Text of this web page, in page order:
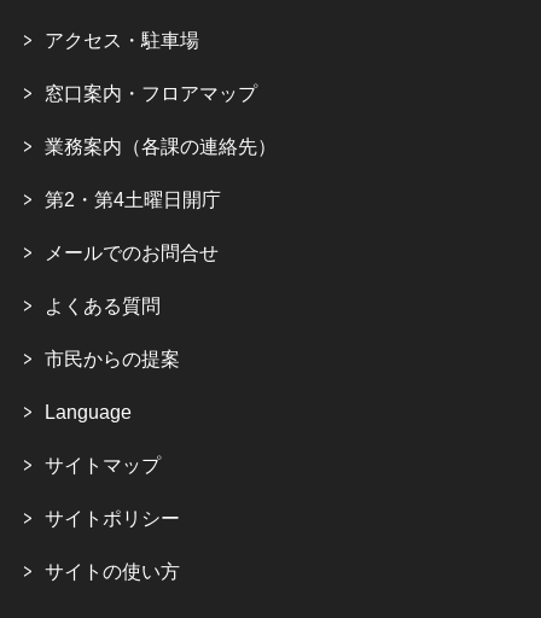
アクセス・駐車場
窓口案内・フロアマップ
業務案内（各課の連絡先）
第2・第4土曜日開庁
メールでのお問合せ
よくある質問
市民からの提案
Language
サイトマップ
サイトポリシー
サイトの使い方